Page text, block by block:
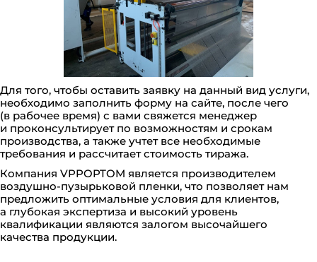
Для того, чтобы оставить заявку на данный вид услуги,
необходимо заполнить форму на сайте, после чего
(в рабочее время) с вами свяжется менеджер
и проконсультирует по возможностям и срокам
производства, а также учтет все необходимые
требования и рассчитает стоимость тиража.
Компания VPPOPTOM является производителем
воздушно-пузырьковой пленки, что позволяет нам
предложить оптимальные условия для клиентов,
а глубокая экспертиза и высокий уровень
квалификации являются залогом высочайшего
качества продукции.